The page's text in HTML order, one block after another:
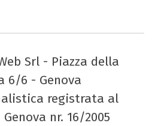
Srl - Piazza della
6/6 - Genova
registrata al
nr. 16/2005